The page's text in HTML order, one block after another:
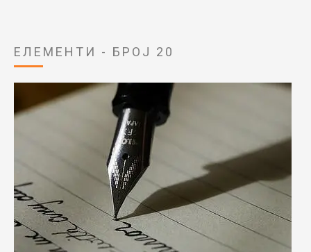
ЕЛЕМЕНТИ - БРОЈ 20